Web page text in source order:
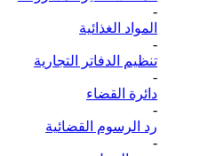
-
المواد الغذائية
-
تنظيم الدفاتر التجارية
-
دائرة القضاء
-
رد الرسوم القضائية
-